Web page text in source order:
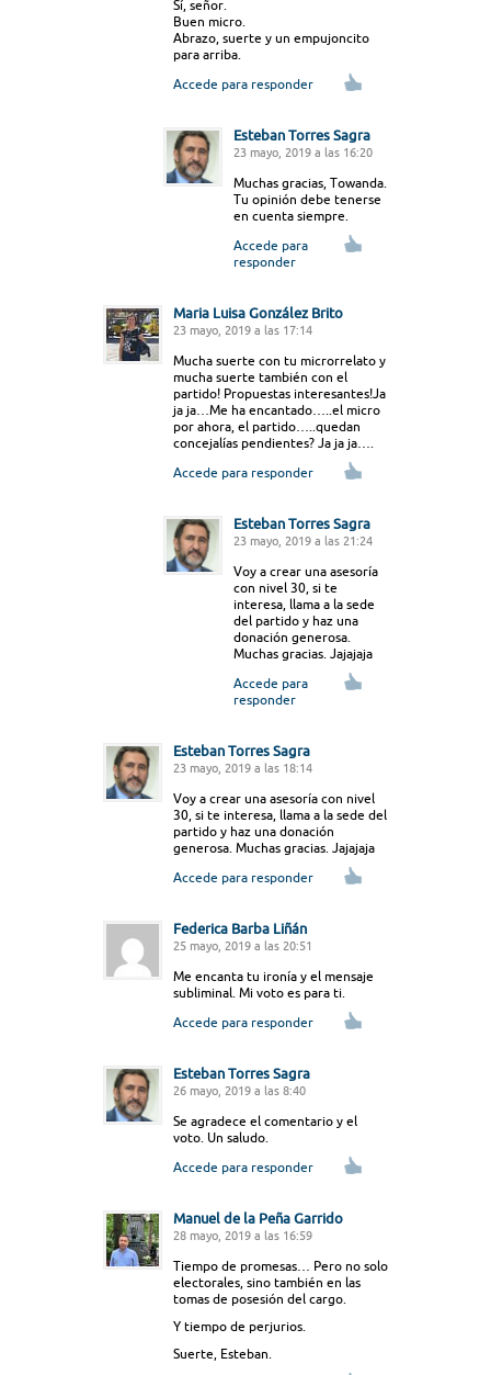
Sí, señor.
Buen micro.
Abrazo, suerte y un empujoncito
para arriba.
Accede para responder
Esteban Torres Sagra
23 mayo, 2019 a las 16:20
Muchas gracias, Towanda.
Tu opinión debe tenerse
en cuenta siempre.
Accede para
responder
Maria Luisa González Brito
23 mayo, 2019 a las 17:14
Mucha suerte con tu microrrelato y
mucha suerte también con el
partido! Propuestas interesantes!Ja
ja ja…Me ha encantado…..el micro
por ahora, el partido…..quedan
concejalías pendientes? Ja ja ja….
Accede para responder
Esteban Torres Sagra
23 mayo, 2019 a las 21:24
Voy a crear una asesoría
con nivel 30, si te
interesa, llama a la sede
del partido y haz una
donación generosa.
Muchas gracias. Jajajaja
Accede para
responder
Esteban Torres Sagra
23 mayo, 2019 a las 18:14
Voy a crear una asesoría con nivel
30, si te interesa, llama a la sede del
partido y haz una donación
generosa. Muchas gracias. Jajajaja
Accede para responder
Federica Barba Liñán
25 mayo, 2019 a las 20:51
Me encanta tu ironía y el mensaje
subliminal. Mi voto es para ti.
Accede para responder
Esteban Torres Sagra
26 mayo, 2019 a las 8:40
Se agradece el comentario y el
voto. Un saludo.
Accede para responder
Manuel de la Peña Garrido
28 mayo, 2019 a las 16:59
Tiempo de promesas… Pero no solo
electorales, sino también en las
tomas de posesión del cargo.
Y tiempo de perjurios.
Suerte, Esteban.